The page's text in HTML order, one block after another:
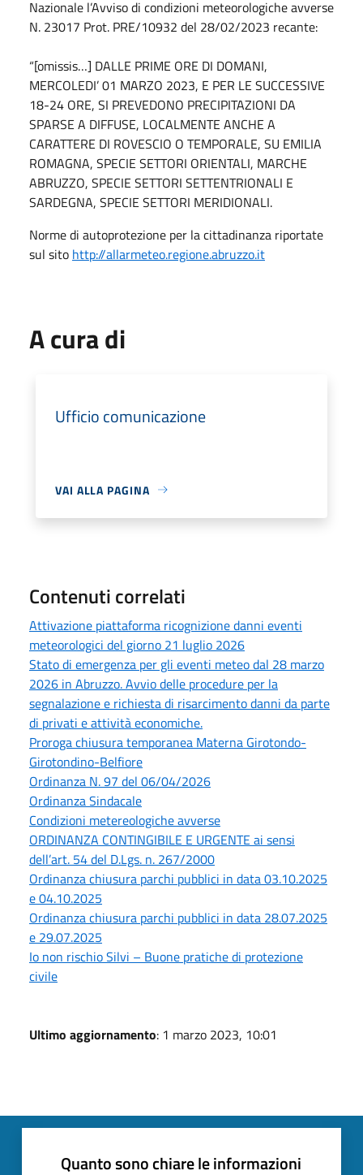
Nazionale l’Avviso di condizioni meteorologiche avverse
N. 23017 Prot. PRE/10932 del 28/02/2023 recante:
“[omissis…] DALLE PRIME ORE DI DOMANI,
MERCOLEDI’ 01 MARZO 2023, E PER LE SUCCESSIVE
18-24 ORE, SI PREVEDONO PRECIPITAZIONI DA
SPARSE A DIFFUSE, LOCALMENTE ANCHE A
CARATTERE DI ROVESCIO O TEMPORALE, SU EMILIA
ROMAGNA, SPECIE SETTORI ORIENTALI, MARCHE
ABRUZZO, SPECIE SETTORI SETTENTRIONALI E
SARDEGNA, SPECIE SETTORI MERIDIONALI.
Norme di autoprotezione per la cittadinanza riportate
sul sito http://allarmeteo.regione.abruzzo.it
A cura di
Ufficio comunicazione
VAI ALLA PAGINA
Contenuti correlati
Attivazione piattaforma ricognizione danni eventi
meteorologici del giorno 21 luglio 2026
Stato di emergenza per gli eventi meteo dal 28 marzo
2026 in Abruzzo. Avvio delle procedure per la
segnalazione e richiesta di risarcimento danni da parte
di privati e attività economiche.
Proroga chiusura temporanea Materna Girotondo-
Girotondino-Belfiore
Ordinanza N. 97 del 06/04/2026
Ordinanza Sindacale
Condizioni metereologiche avverse
ORDINANZA CONTINGIBILE E URGENTE ai sensi
dell’art. 54 del D.Lgs. n. 267/2000
Ordinanza chiusura parchi pubblici in data 03.10.2025
e 04.10.2025
Ordinanza chiusura parchi pubblici in data 28.07.2025
e 29.07.2025
Io non rischio Silvi – Buone pratiche di protezione
civile
Ultimo aggiornamento: 1 marzo 2023, 10:01
Quanto sono chiare le informazioni